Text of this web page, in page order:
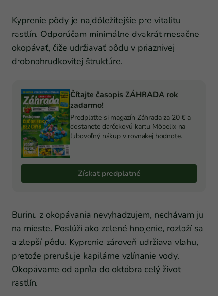
Kyprenie pôdy je najdôležitejšie pre vitalitu
rastlín. Odporúčam minimálne dvakrát mesačne
okopávať, čiže udržiavať pôdu v priaznivej
drobnohrudkovitej štruktúre.
Čítajte časopis ZÁHRADA rok
zadarmo!
Predplaťte si magazín Záhrada za 20 € a
dostanete darčekovú kartu Möbelix na
ľubovoľný nákup v rovnakej hodnote.
Získať predplatné
Burinu z okopávania nevyhadzujem, nechávam ju
na mieste. Poslúži ako zelené hnojenie, rozloží sa
a zlepší pôdu. Kyprenie zároveň udržiava vlahu,
pretože prerušuje kapilárne vzlínanie vody.
Okopávame od apríla do októbra celý život
rastlín.